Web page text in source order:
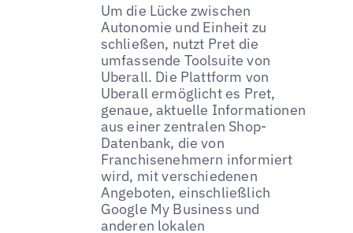
Um die Lücke zwischen
Autonomie und Einheit zu
schließen, nutzt Pret die
umfassende Toolsuite von
Uberall. Die Plattform von
Uberall ermöglicht es Pret,
genaue, aktuelle Informationen
aus einer zentralen Shop-
Datenbank, die von
Franchisenehmern informiert
wird, mit verschiedenen
Angeboten, einschließlich
Google My Business und
anderen lokalen